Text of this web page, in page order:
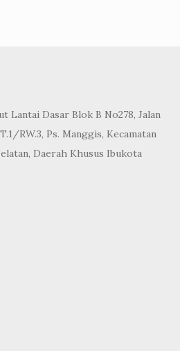
Lantai Dasar Blok B No278, Jalan
RW.3, Ps. Manggis, Kecamatan
Daerah Khusus Ibukota